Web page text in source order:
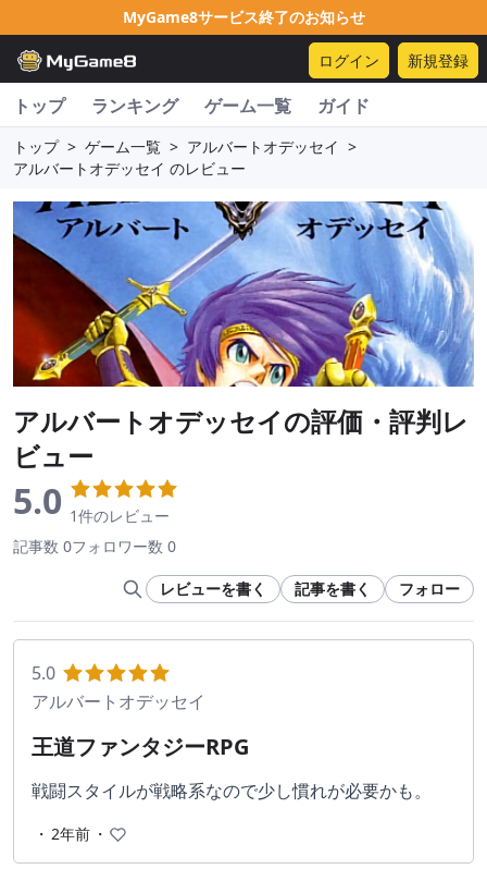
MyGame8サービス終了のお知らせ
ログイン 新規登録
トップ ランキング ゲーム一覧 ガイド
トップ > ゲーム一覧 > アルバートオデッセイ >
アルバートオデッセイ のレビュー
アルバートオデッセイの評価・評判レ
ビュー
5.0 1件のレビュー
記事数 0フォロワー数 0
レビューを書く 記事を書く フォロー
5.0
アルバートオデッセイ
王道ファンタジーRPG
戦闘スタイルが戦略系なので少し慣れが必要かも。
・ 2年前 ・